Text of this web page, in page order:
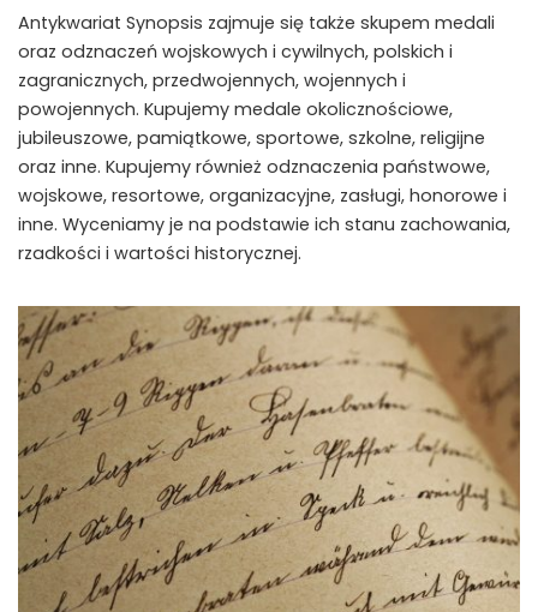
Antykwariat Synopsis zajmuje się także skupem medali
oraz odznaczeń wojskowych i cywilnych, polskich i
zagranicznych, przedwojennych, wojennych i
powojennych. Kupujemy medale okolicznościowe,
jubileuszowe, pamiątkowe, sportowe, szkolne, religijne
oraz inne. Kupujemy również odznaczenia państwowe,
wojskowe, resortowe, organizacyjne, zasługi, honorowe i
inne. Wyceniamy je na podstawie ich stanu zachowania,
rzadkości i wartości historycznej.